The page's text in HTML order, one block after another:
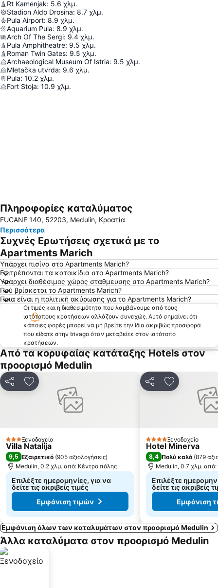
Rt Kamenjak: 5.6 χλμ.
Stadion Aldo Drosina: 8.7 χλμ.
Pula Airport: 8.9 χλμ.
Aquarium Pula: 8.9 χλμ.
Arch Of The Sergi: 9.4 χλμ.
Pula Amphitheatre: 9.5 χλμ.
Roman Twin Gates: 9.5 χλμ.
Archaeological Museum Of Istria: 9.5 χλμ.
Mletačka utvrda: 9.6 χλμ.
Pula: 10.2 χλμ.
Fort Stoja: 10.9 χλμ.
Ανάπτυξη χάρτη
Πληροφορίες καταλύματος
FUCANE 140, 52203, Medulin, Κροατία
Περισσότερα
Συχνές Ερωτήσεις σχετικά με το
Apartments Marich
Υπάρχει πισίνα στο Apartments Marich?
Επιτρέπονται τα κατοικίδια στο Apartments Marich?
Υπάρχει διαθέσιμος χώρος στάθμευσης στο Apartments Marich?
Πού βρίσκεται το Apartments Marich?
Ποια είναι η πολιτική ακύρωσης για το Apartments Marich?
Οι τιμές και η διαθεσιμότητα που λαμβάνουμε από τους
ιστότοπους κρατήσεων αλλάζουν συνεχώς. Αυτό σημαίνει ότι
κάποιες φορές μπορεί να μη βρείτε την ίδια ακριβώς προσφορά
που είδατε στην trivago όταν μεταβείτε στον ιστότοπο
κρατήσεων.
Από τα κορυφαίας κατάταξης Hotels στον
προορισμό Medulin
ΚοινοποίησηΠροσθήκη στα αγαπημένα
3 ΑστέριαΞενοδοχείο
Villa Natalija
9,5 Εξαιρετικό (905 αξιολογήσεις)
Medulin, 0.2 χλμ. από: Κέντρο πόλης
Επιλέξτε ημερομηνίες, για να
δείτε τις ακριβείς τιμές
Εμφάνιση τιμών
ΚοινοποίησηΠροσθήκη
4 ΑστέριαΞενοδοχείο
Hotel Minerva
8,4 Πολύ καλό (879
Medulin, 0.7 χλμ.
Επιλέξτε
δείτε τις ακριβείς
Εμφάνιση
Εμφάνιση όλων των καταλυμάτων στον προορισμό Medulin
Άλλα καταλύματα στον προορισμό Medulin